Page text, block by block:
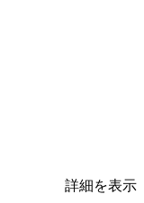
詳細を表示